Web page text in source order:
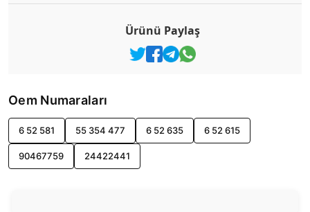
Ürünü Paylaş
Oem Numaraları
6 52 581 55 354 477 6 52 635 6 52 615
90467759 24422441